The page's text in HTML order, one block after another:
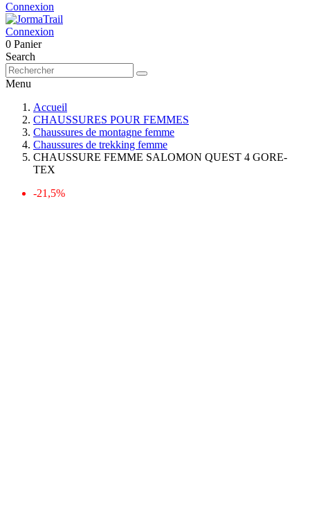
Connexion
Connexion
0 Panier
Search
Menu
Accueil
CHAUSSURES POUR FEMMES
Chaussures de montagne femme
Chaussures de trekking femme
CHAUSSURE FEMME SALOMON QUEST 4 GORE-
TEX
-21,5%